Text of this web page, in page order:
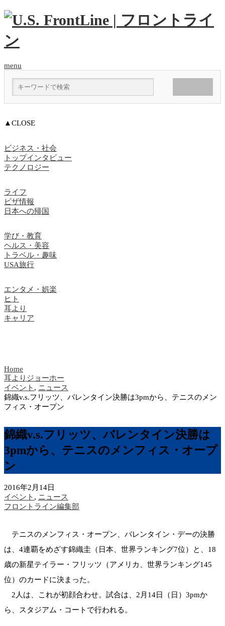
menu
▲CLOSE
ビジネス・社会
トップインタビュー
テクノロジー
ライフ
ビザ情報
日本への帰国
学び・教育
ヘルス・美容
トラベル・趣味
USA旅行
エンタメ・娯楽
ヒト
耳より
キャリア
Home
耳よりジョーホー
イベント , ニュース
錦織v.s.フリッツ、バレンタイン決勝は3pmから、テニスのメン
フィス・オープン
錦織v.s.フリッツ、バレンタイン決勝は
3pmから、テニスのメンフィス・オープ
ン
2016年2月14日
イベント , ニュース
フロントライン編集部
テニスのメンフィス・オープン、バレンタイン・デーの決勝
は、4連覇をめざす錦織圭（日本、世界ランキング7位）と、18
歳の新星テイラー・フリッツ（アメリカ、世界ランキング145
位）のカードに決まった。
2人は、これが初顔合わせ。試合は、2月14日（日）3pmか
ら、スタジアム・コートで行われる。